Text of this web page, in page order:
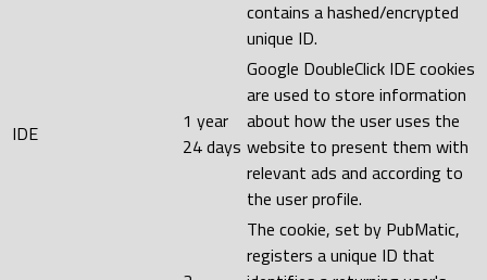
contains a hashed/encrypted
unique ID.
IDE
1 year
24 days
Google DoubleClick IDE cookies
are used to store information
about how the user uses the
website to present them with
relevant ads and according to
the user profile.
The cookie, set by PubMatic,
registers a unique ID that